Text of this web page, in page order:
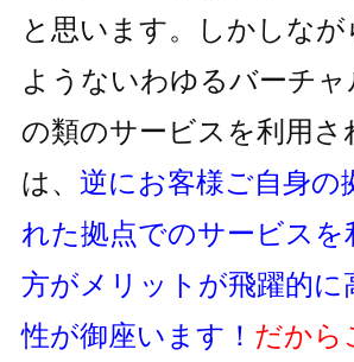
と思います。しかしなが
ようないわゆるバーチャ
の類のサービスを利用さ
は、 逆にお客様ご自身の
れた拠点でのサービスを
方がメリットが飛躍的に
性が御座います！ だから